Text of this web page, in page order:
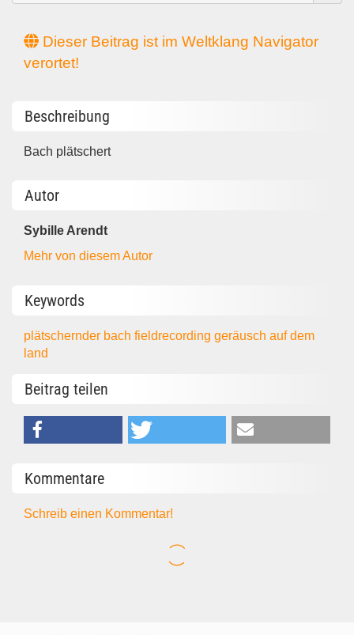
Dieser Beitrag ist im Weltklang Navigator
verortet!
Beschreibung
Bach plätschert
Autor
Sybille Arendt
Mehr von diesem Autor
Keywords
plätschernder bachfieldrecordinggeräuschauf dem
land
Beitrag teilen
Kommentare
Schreib einen Kommentar!